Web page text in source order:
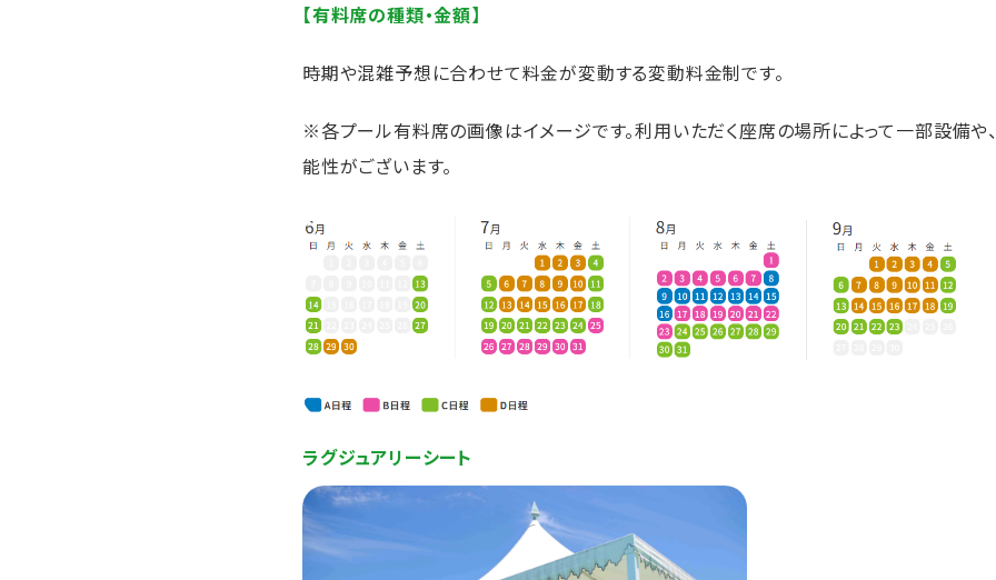
【有料席の種類・金額】
時期や混雑予想に合わせて料金が変動する変動料金制です。
※各プール有料席の画像はイメージです。利用いただく座席の場所によって一部設備
能性がございます。
ラグジュアリーシート